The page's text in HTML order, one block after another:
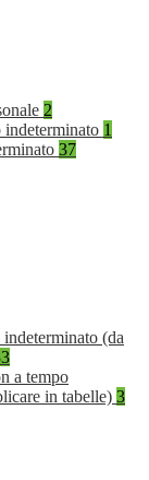
2
indeterminato 1
37
(da
a tempo
in tabelle) 3